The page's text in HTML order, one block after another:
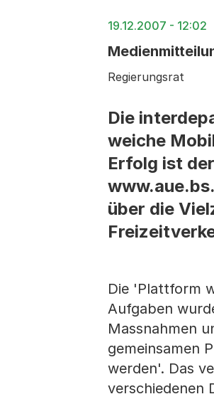
19.12.2007 - 12:02
Regierungsrat
Die
weiche
Erfolg ist
über die
Die 'Plattform
Aufgaben
Massnahmen
gemeinsamen
werden'. Das
verschiedenen